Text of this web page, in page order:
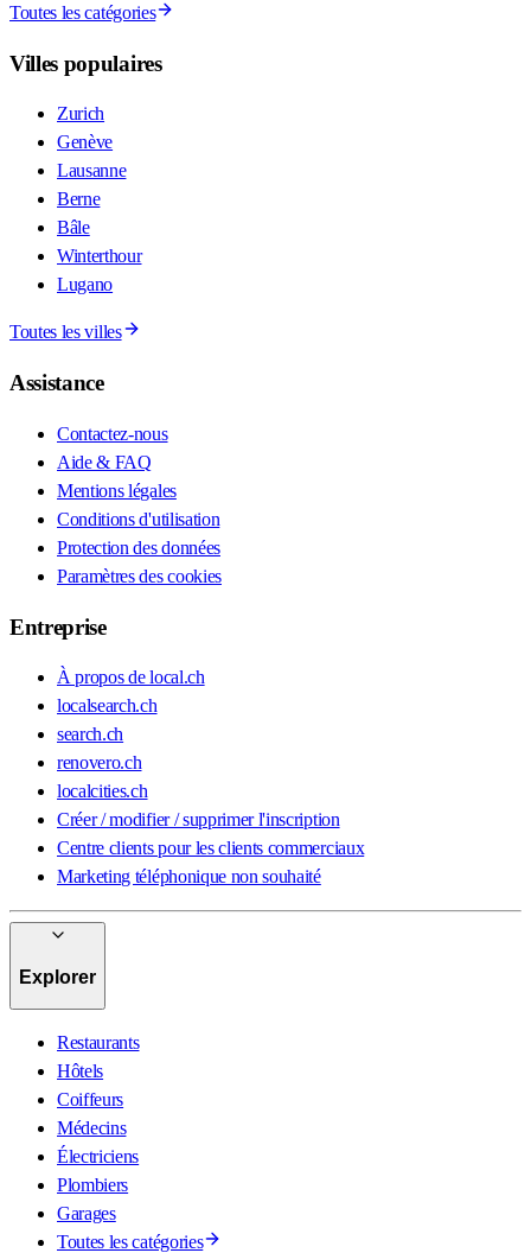
Toutes les catégories
Villes populaires
Zurich
Genève
Lausanne
Berne
Bâle
Winterthour
Lugano
Toutes les villes
Assistance
Contactez-nous
Aide & FAQ
Mentions légales
Conditions d'utilisation
Protection des données
Paramètres des cookies
Entreprise
À propos de local.ch
localsearch.ch
search.ch
renovero.ch
localcities.ch
Créer / modifier / supprimer l'inscription
Centre clients pour les clients commerciaux
Marketing téléphonique non souhaité
Explorer
Restaurants
Hôtels
Coiffeurs
Médecins
Électriciens
Plombiers
Garages
Toutes les catégories